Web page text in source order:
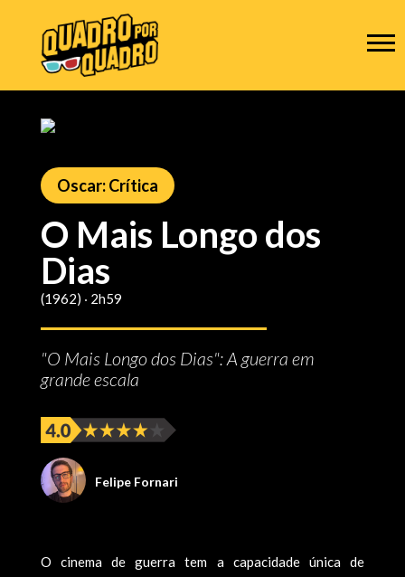
Oscar: Crítica
O Mais Longo dos
Dias
(1962) ‧ 2h59
"O Mais Longo dos Dias": A guerra em
grande escala
Felipe Fornari
O cinema de guerra tem a capacidade única de